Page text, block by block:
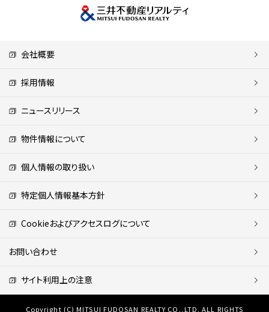
会社概要
採用情報
ニュースリリース
物件情報について
個人情報の取り扱い
特定個人情報基本方針
Cookieおよびアクセスログについて
お問い合わせ
サイト利用上の注意
Copyright (C) MITSUI FUDOSAN REALTY CO.,LTD. ALL RIGHTS